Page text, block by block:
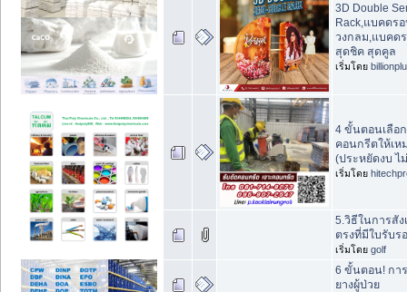
3D Double
Rack,แบคดร
วงกลม,แบคด
สุดชิค สุดคูล
เริ่มโดย
4 ขั้นตอนเลือก
คอนกรีตให้เห
(ประหยัดงบ ไ
เริ่มโดย
5.วิธีในการสัง
ตรงที่มีใบรับร
เริ่มโดย golf
6 ขั้นตอน! กา
ยางผู้ป่วย